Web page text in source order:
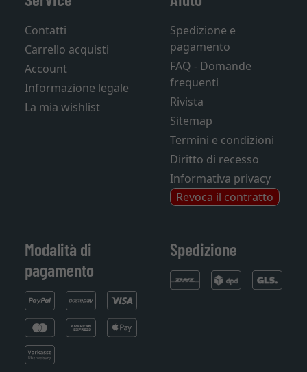
Contatti
Carrello acquisti
Account
Informazione legale
La mia wishlist
Spedizione e
pagamento
FAQ - Domande
frequenti
Rivista
Sitemap
Termini e condizioni
Diritto di recesso
Informativa privacy
Revoca il contratto
Modalità di
pagamento
Spedizione